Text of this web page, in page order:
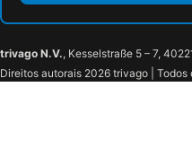
Alte Kelter
trivago N.V., Kesselstraße 5 – 7,
Direitos autorais 2026 trivago | Todos